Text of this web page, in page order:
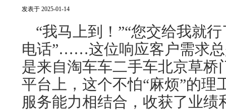
发表于 2025-01-14
“我马上到！”“您交给我就
电话”……这位响应客户需求
是来自淘车车二手车北京草桥
平台上，这个不怕“麻烦”的理
服务能力相结合，收获了业绩